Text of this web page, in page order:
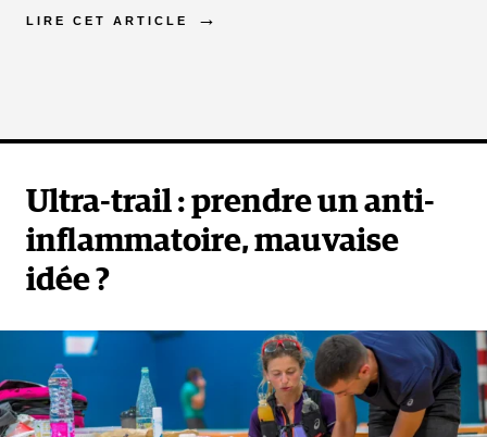
LIRE CET ARTICLE
Ultra-trail : prendre un anti-
inflammatoire, mauvaise
idée ?